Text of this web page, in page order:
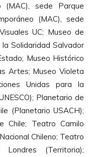
(MAC), sede Parque
(MAC), sede
UC; Museo de
Solidaridad Salvador
Museo Histórico
Artes; Museo Violeta
Unidas para la
Planetario de
(Planetario USACH);
Chile; Teatro Camilo
Chileno; Teatro
(Territoria);